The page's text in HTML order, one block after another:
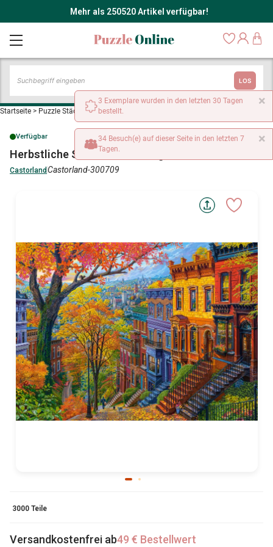
Mehr als 250520 Artikel verfügbar!
LOS
Startseite > Puzzle Städte und Dörfer >
Verfügbar
Herbstliche Stadt auf dem Hügel
Castorland Castorland-300709
3000 Teile
Versandkostenfrei ab49 € Bestellwert
×
3 Exemplare wurden in den letzten 30 Tagen
bestellt.
×
34 Besuch(e) auf dieser Seite in den letzten 7
Tagen.